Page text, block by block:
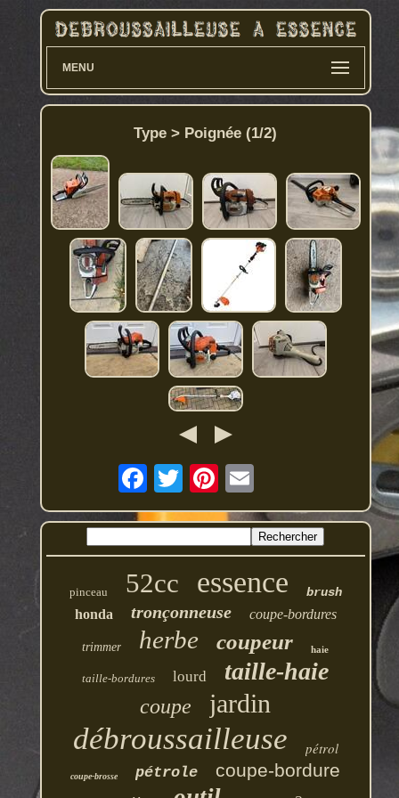
MENU
Type > Poignée (1/2)
pinceau 52cc essence brush
honda tronçonneuse coupe-bordures
trimmer herbe coupeur haie
taille-bordures lourd taille-haie
coupe jardin
débroussailleuse pétrol
coupe-brosse pétrole coupe-bordure